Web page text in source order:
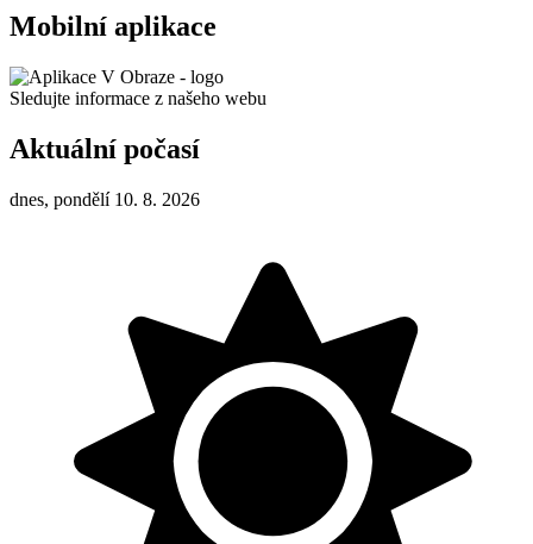
Mobilní aplikace
Sledujte informace z našeho webu
Aktuální počasí
dnes, pondělí 10. 8. 2026